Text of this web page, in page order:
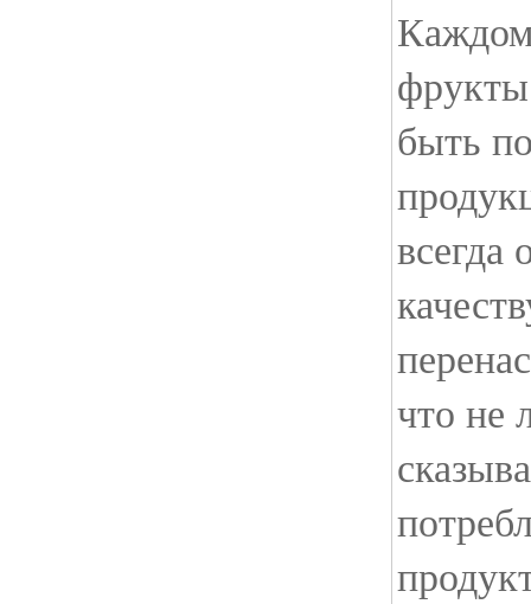
быть
всегда
что не